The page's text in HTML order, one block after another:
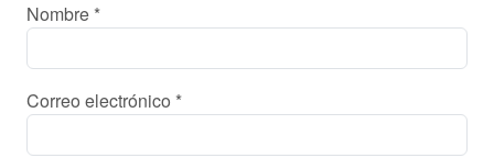
Nombre *
Correo electrónico *